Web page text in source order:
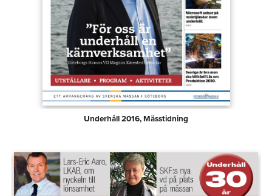
Underhåll 2016, Mässtidning